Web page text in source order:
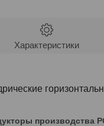
Характеристики